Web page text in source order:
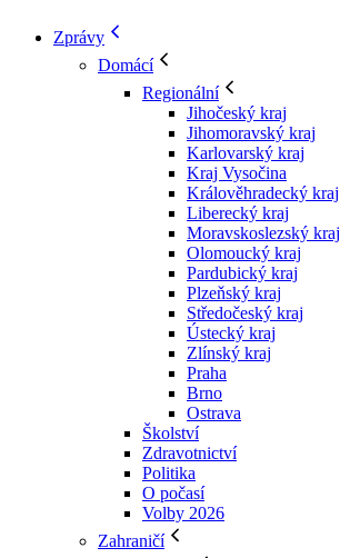
Zprávy
Domácí
Regionální
Jihočeský kraj
Jihomoravský kraj
Karlovarský kraj
Kraj Vysočina
Králověhradecký kraj
Liberecký kraj
Moravskoslezský kraj
Olomoucký kraj
Pardubický kraj
Plzeňský kraj
Středočeský kraj
Ústecký kraj
Zlínský kraj
Praha
Brno
Ostrava
Školství
Zdravotnictví
Politika
O počasí
Volby 2026
Zahraničí